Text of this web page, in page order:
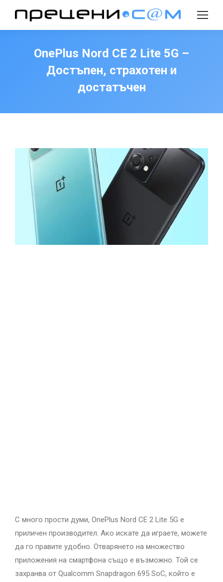
Search:
OnePlus Nord CE 2 Lite 5G –
Достъпен, страхотен и
достатъчен
С много прости думи, OnePlus Nord CE 2 Lite 5G е
приличен производител. Ако искате да играете, можете
да го правите удобно. Отварянето на множество
приложения на смартфона също е възможно. Той се
захранва от Qualcomm Snapdragon 695 SoC, който е